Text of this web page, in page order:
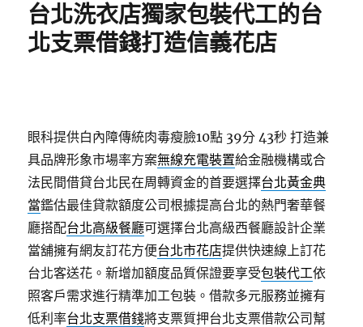
台北洗衣店獨家包裝代工的台
北支票借錢打造信義花店
眼科提供白內障傳統肉毒瘦臉10點 39分 43秒 打造兼
具品牌形象市場率方案無線充電裝置給金融機構或合
法民間借貸台北民在周轉資金的首要選擇台北黃金典
當鑑估最佳貸款額度公司根據提高台北的熱門奢華餐
廳搭配台北高級餐廳可選擇台北高級西餐廳設計企業
當舖擁有網友訂花方便台北市花店提供快速線上訂花
台北客送花。新增加額度品質保證要享受包裝代工依
照客戶需求進行精準加工包裝。借款多元服務並擁有
低利率台北支票借錢將支票質押台北支票借款公司幫